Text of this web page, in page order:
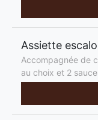
Assiette
Accompagnée de
au choix et 2